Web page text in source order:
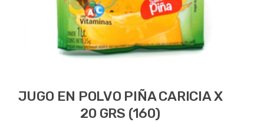
JUGO EN POLVO PIÑA CARICIA X
20 GRS (160)